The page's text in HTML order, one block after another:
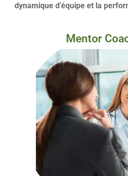
dynamique d’équipe et la
Mentor